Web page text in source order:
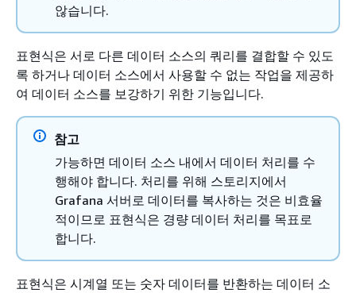
않습니다.
표현식은 서로 다른 데이터 소스의 쿼리를 결합할 수 있도
록 하거나 데이터 소스에서 사용할 수 없는 작업을 제공하
여 데이터 소스를 보강하기 위한 기능입니다.
참고
가능하면 데이터 소스 내에서 데이터 처리를 수
행해야 합니다. 처리를 위해 스토리지에서
Grafana 서버로 데이터를 복사하는 것은 비효율
적이므로 표현식은 경량 데이터 처리를 목표로
합니다.
표현식은 시계열 또는 숫자 데이터를 반환하는 데이터 소